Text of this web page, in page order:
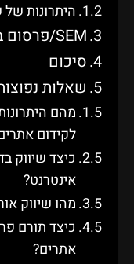
היתרונות של
SEM/פרסום בחיפוש
סיכום
שאלות
מהם
לקידום
כיצד שיווק
אינטרנט?
מהו שיווק
אתרים?